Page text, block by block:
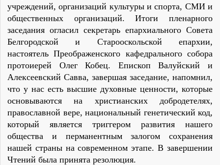
учреждений, организаций культуры и спорта, СМИ и
общественных организаций. Итоги пленарного
заседания огласил секретарь епархиального Совета
Белгородской и Старооскольской епархии,
настоятель Преображенского кафедрального собора
протоиерей Олег Кобец. Епископ Валуйский и
Алексеевский Савва, завершая заседание, напомнил,
что у нас есть высшие духовные ценности, которые
основываются на христианских добродетелях,
православной вере, национальный генетический код,
который является триггером развития нашего
общества и перманентным залогом сохранения
нашей страны на современном этапе. В завершении
Чтений была принята резолюция.